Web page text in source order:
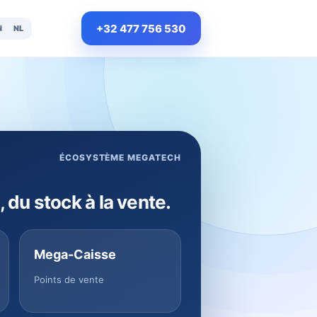
NL +32 477 756 530
ÉCOSYSTÈME MEGATECH
du stock à la vente.
Mega-Caisse
Points de vente